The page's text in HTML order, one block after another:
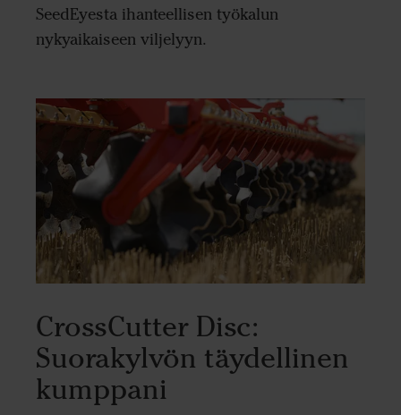
SeedEyesta ihanteellisen työkalun
nykyaikaiseen viljelyyn.
CrossCutter Disc:
Suorakylvön täydellinen
kumppani